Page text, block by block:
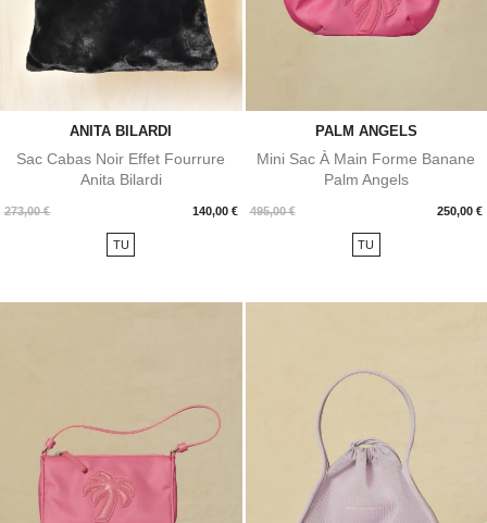
ANITA BILARDI
Sac Cabas Noir Effet Fourrure
Anita Bilardi
273,00 € 140,00 €
Prix
TU
PALM ANGELS
Mini Sac À Main Forme Banane
Palm Angels
495,00 € 250,00 €
Prix
TU